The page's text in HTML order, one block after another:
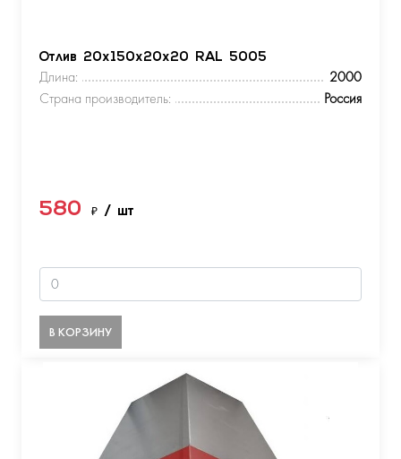
Отлив 20х150х20х20 RAL 5005
Длина:
2000
Страна производитель:
Россия
580 ₽ / шт
В КОРЗИНУ